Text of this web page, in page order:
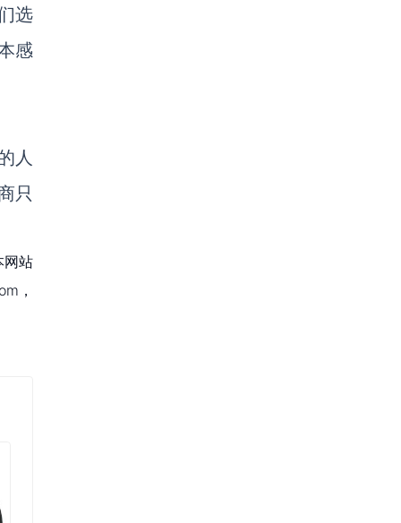
选
感
人
只
网站
，